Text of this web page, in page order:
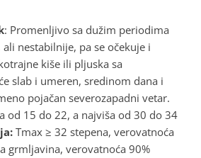
: Promenljivo sa dužim periodima
nestabilnije, pa se očekuje i
kiše ili pljuska sa
slab i umeren, sredinom dana i
pojačan severozapadni vetar.
od 15 do 22, a najviša od 30 do 34
Tmax ≥ 32 stepena, verovatnoća
grmljavina, verovatnoća 90%